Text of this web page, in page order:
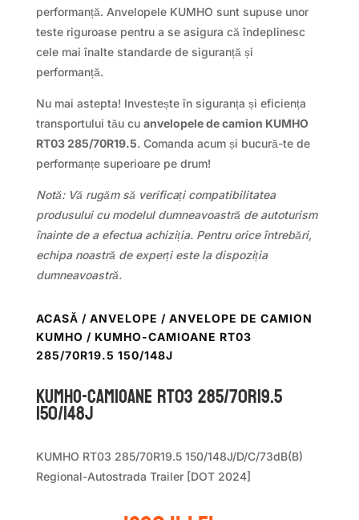
performanță. Anvelopele KUMHO sunt supuse unor
teste riguroase pentru a se asigura că îndeplinesc
cele mai înalte standarde de siguranță și
performanță.
Nu mai astepta! Investește în siguranța și eficiența
transportului tău cu anvelopele de camion KUMHO
RT03 285/70R19.5. Comanda acum și bucură-te de
performanțe superioare pe drum!
Notă: Vă rugăm să verificați compatibilitatea
produsului cu modelul dumneavoastră de autoturism
înainte de a efectua achiziția. Pentru orice întrebări,
echipa noastră de experți este la dispoziția
dumneavoastră.
ACASĂ / ANVELOPE / ANVELOPE DE CAMION
KUMHO / KUMHO-CAMIOANE RT03
285/70R19.5 150/148J
KUMHO-CAMIOANE RT03 285/70R19.5
150/148J
KUMHO RT03 285/70R19.5 150/148J/D/C/73dB(B)
Regional-Autostrada Trailer [DOT 2024]